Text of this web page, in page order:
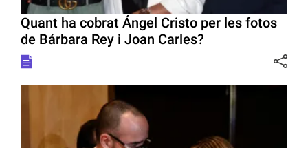
Quant ha cobrat Ángel Cristo per les fotos
de Bárbara Rey i Joan Carles?